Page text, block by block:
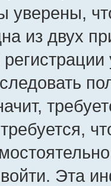
уверены,
из двух
Эта